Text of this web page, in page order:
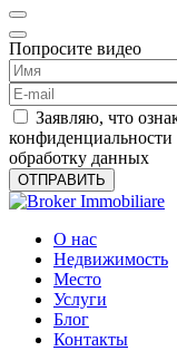
Попросите видео
Заявляю, что
конфиденциальности
обработку данных
О нас
Недвижимость
Место
Услуги
Блог
Контакты